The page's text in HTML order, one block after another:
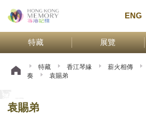
ENG
特藏 展覽
特藏 香江琴緣 薪火相傳
奏
袁賜弟
袁賜弟